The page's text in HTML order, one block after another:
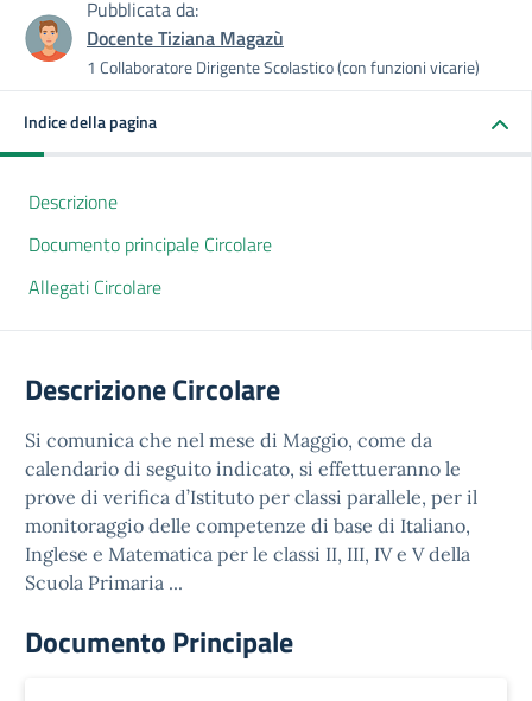
Pubblicata da:
Docente Tiziana Magazù
1 Collaboratore Dirigente Scolastico (con funzioni vicarie)
Indice della pagina
Descrizione
Documento principale Circolare
Allegati Circolare
Descrizione Circolare
Si comunica che nel mese di Maggio, come da
calendario di seguito indicato, si effettueranno le
prove di verifica d’Istituto per classi parallele, per il
monitoraggio delle competenze di base di Italiano,
Inglese e Matematica per le classi II, III, IV e V della
Scuola Primaria ...
Documento Principale